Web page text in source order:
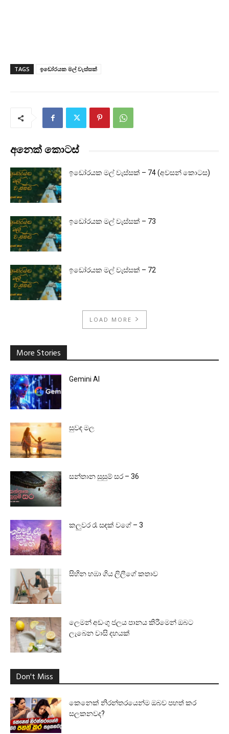
TAGS ඉඩෝරයක මල් වැස්සක්
අනෙක් කොටස්
ඉඩෝරයක මල් වැස්සක් – 74 (අවසන් කොටස)
ඉඩෝරයක මල් වැස්සක් – 73
ඉඩෝරයක මල් වැස්සක් – 72
LOAD MORE
More Stories
Gemini AI
සුවඳ මල
සන්තාන සුසුම් සර – 36
කලුවර රෑ සඳක් වගේ – 3
සිහින හඹා ගිය ලිලීගේ කතාව
ලෙමන් අඩංගු ජලය පානය කිරීමෙන් ඔබට
ලැබෙන වාසි දහයක්
Don't Miss
කෙනෙක් නිරන්තරයෙන්ම ඔබව පහත් කර
සලකනවද?